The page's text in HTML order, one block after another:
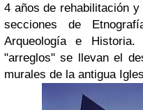
4 años de rehabilitación
secciones de
Arqueología e
"arreglos" se llevan el
murales de la antigua